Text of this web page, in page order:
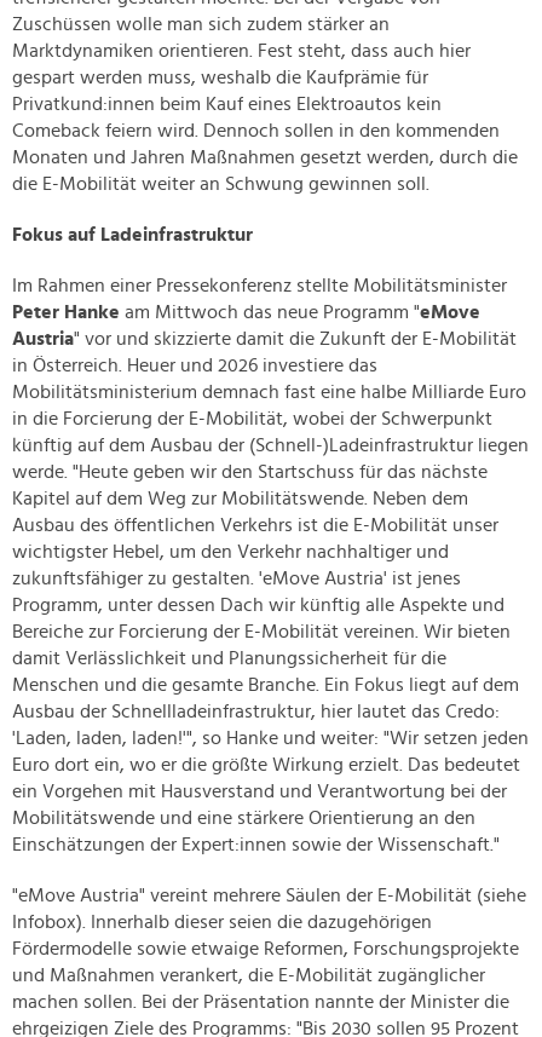
Zuschüssen wolle man sich zudem stärker an
Marktdynamiken orientieren. Fest steht, dass auch hier
gespart werden muss, weshalb die Kaufprämie für
Privatkund:innen beim Kauf eines Elektroautos kein
Comeback feiern wird. Dennoch sollen in den kommenden
Monaten und Jahren Maßnahmen gesetzt werden, durch die
die E-Mobilität weiter an Schwung gewinnen soll.
Fokus auf Ladeinfrastruktur
Im Rahmen einer Pressekonferenz stellte Mobilitätsminister
Peter Hanke am Mittwoch das neue Programm "eMove
Austria" vor und skizzierte damit die Zukunft der E-Mobilität
in Österreich. Heuer und 2026 investiere das
Mobilitätsministerium demnach fast eine halbe Milliarde Euro
in die Forcierung der E-Mobilität, wobei der Schwerpunkt
künftig auf dem Ausbau der (Schnell-)Ladeinfrastruktur liegen
werde. "Heute geben wir den Startschuss für das nächste
Kapitel auf dem Weg zur Mobilitätswende. Neben dem
Ausbau des öffentlichen Verkehrs ist die E-Mobilität unser
wichtigster Hebel, um den Verkehr nachhaltiger und
zukunftsfähiger zu gestalten. 'eMove Austria' ist jenes
Programm, unter dessen Dach wir künftig alle Aspekte und
Bereiche zur Forcierung der E-Mobilität vereinen. Wir bieten
damit Verlässlichkeit und Planungssicherheit für die
Menschen und die gesamte Branche. Ein Fokus liegt auf dem
Ausbau der Schnellladeinfrastruktur, hier lautet das Credo:
'Laden, laden, laden!'", so Hanke und weiter: "Wir setzen jeden
Euro dort ein, wo er die größte Wirkung erzielt. Das bedeutet
ein Vorgehen mit Hausverstand und Verantwortung bei der
Mobilitätswende und eine stärkere Orientierung an den
Einschätzungen der Expert:innen sowie der Wissenschaft."
"eMove Austria" vereint mehrere Säulen der E-Mobilität (siehe
Infobox). Innerhalb dieser seien die dazugehörigen
Fördermodelle sowie etwaige Reformen, Forschungsprojekte
und Maßnahmen verankert, die E-Mobilität zugänglicher
machen sollen. Bei der Präsentation nannte der Minister die
ehrgeizigen Ziele des Programms: "Bis 2030 sollen 95 Prozent